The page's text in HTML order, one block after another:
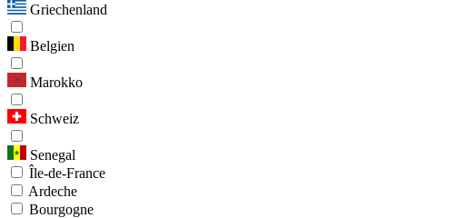
Griechenland
Belgien
Marokko
Schweiz
Senegal
Île-de-France
Ardeche
Bourgogne